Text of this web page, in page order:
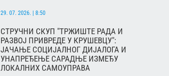
29. 07. 2026. | 8:50
СТРУЧНИ СКУП "ТРЖИШТЕ РАДА И
РАЗВОЈ ПРИВРЕДЕ У КРУШЕВЦУ":
ЈАЧАЊЕ СОЦИЈАЛНОГ ДИЈАЛОГА И
УНАПРЕЂЕЊЕ САРАДЊЕ ИЗМЕЂУ
ЛОКАЛНИХ САМОУПРАВА